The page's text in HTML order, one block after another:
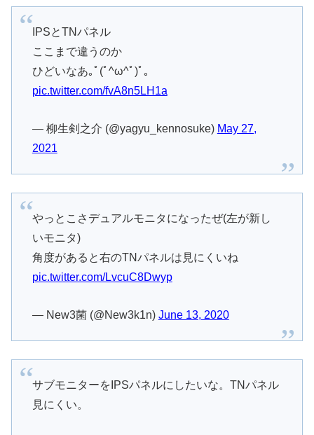
IPSとTNパネル
ここまで違うのか
ひどいなあ｡ﾟ(ﾟ^ω^ﾟ)ﾟ｡
pic.twitter.com/fvA8n5LH1a
— 柳生剣之介 (@yagyu_kennosuke) May 27,
2021
やっとこさデュアルモニタになったぜ(左が新し
いモニタ)
角度があると右のTNパネルは見にくいね
pic.twitter.com/LvcuC8Dwyp
— New3菌 (@New3k1n) June 13, 2020
サブモニターをIPSパネルにしたいな。TNパネル
見にくい。